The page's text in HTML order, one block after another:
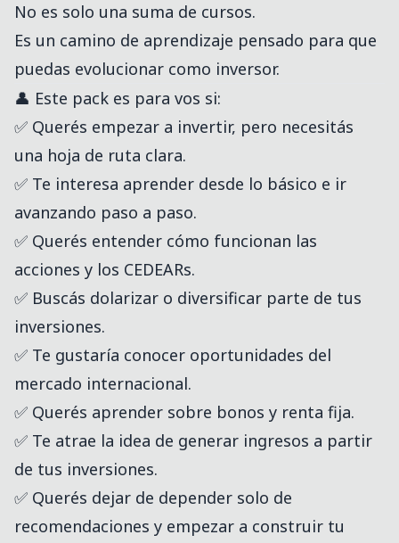
No es solo una suma de cursos.
Es un camino de aprendizaje pensado para que
puedas evolucionar como inversor.
👤 Este pack es para vos si:
✅ Querés empezar a invertir, pero necesitás
una hoja de ruta clara.
✅ Te interesa aprender desde lo básico e ir
avanzando paso a paso.
✅ Querés entender cómo funcionan las
acciones y los CEDEARs.
✅ Buscás dolarizar o diversificar parte de tus
inversiones.
✅ Te gustaría conocer oportunidades del
mercado internacional.
✅ Querés aprender sobre bonos y renta fija.
✅ Te atrae la idea de generar ingresos a partir
de tus inversiones.
✅ Querés dejar de depender solo de
recomendaciones y empezar a construir tu